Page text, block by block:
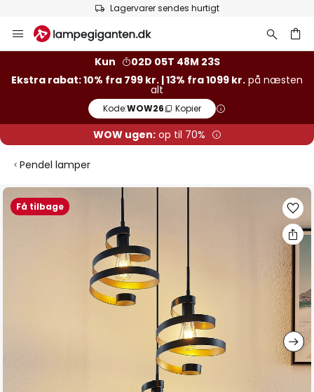
Lagervarer sendes hurtigt
to
Kun
02D 05T 48M 23S
Ekstra rabat: 10% fra 799 kr. | 13% fra 1099 kr. på næsten
alt
Kode:WOW26 Kopier
WOW ugen:op til 70%
Pendel lamper
Få tilbage
Gå
til